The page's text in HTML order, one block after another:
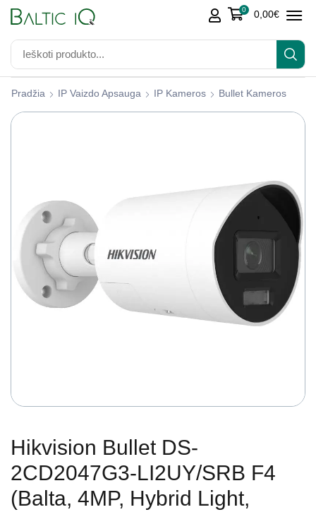
0 0,00€
Pradžia IP Vaizdo Apsauga IP Kameros Bullet Kameros
Hikvision Bullet DS-
2CD2047G3-LI2UY/SRB F4
(Balta, 4MP, Hybrid Light,